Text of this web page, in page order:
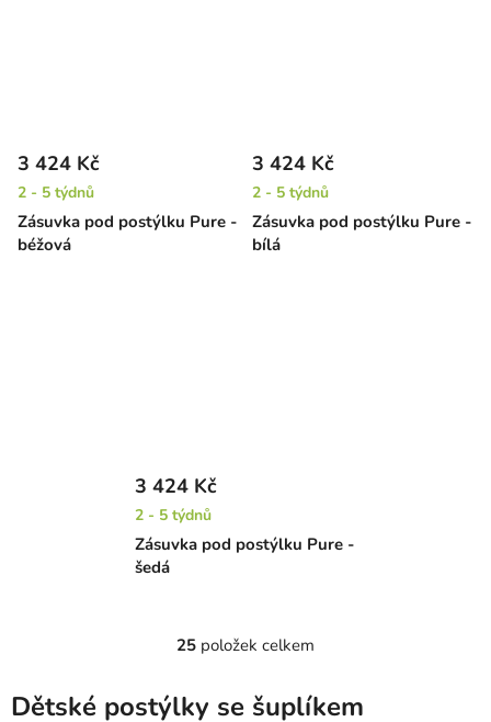
Zásuvka pod postýlku Pure -
béžová
3 424 Kč
2 - 5 týdnů
Zásuvka pod postýlku Pure -
bílá
3 424 Kč
2 - 5 týdnů
Zásuvka pod postýlku Pure -
šedá
3 424 Kč
2 - 5 týdnů
O
l
25 položek celkem
Dětské postýlky se šuplíkem